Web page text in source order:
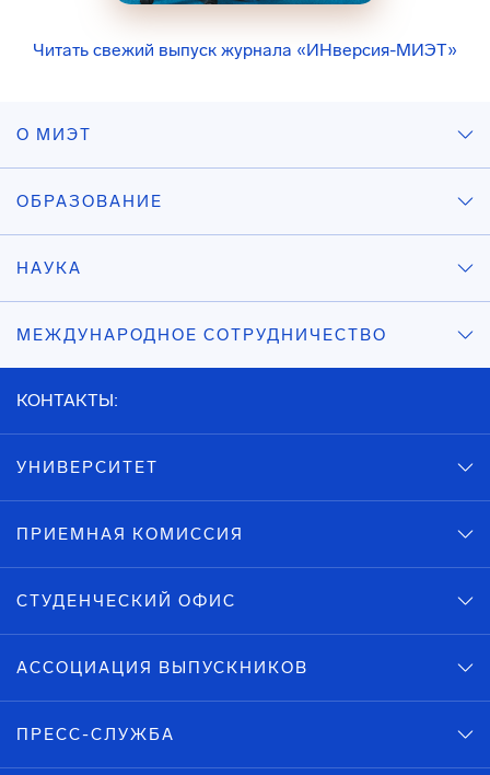
Читать свежий выпуск журнала «ИНверсия-МИЭТ»
О МИЭТ
ОБРАЗОВАНИЕ
НАУКА
МЕЖДУНАРОДНОЕ СОТРУДНИЧЕСТВО
КОНТАКТЫ:
УНИВЕРСИТЕТ
ПРИЕМНАЯ КОМИССИЯ
СТУДЕНЧЕСКИЙ ОФИС
АССОЦИАЦИЯ ВЫПУСКНИКОВ
ПРЕСС-СЛУЖБА